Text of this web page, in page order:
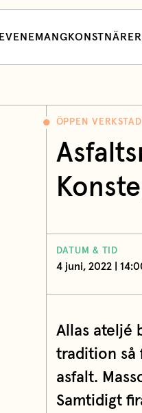
EVENEMANG KONSTNÄRER
ÖPPEN VERKSTAD
DATUM & TID
4 juni, 2022 |
Allas ateljé
tradition så
asfalt.
Samtidigt